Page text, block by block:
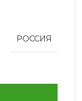
РОССИЯ